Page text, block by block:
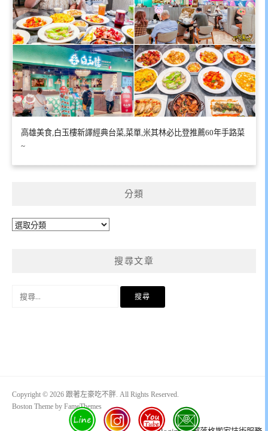
高雄美食,白玉樓新譯經典台菜,菜單,米其林必比登推薦60年手路菜
~
分類
分
搜尋文章
Copyright © 2026 跟著左豪吃不胖. All Rights Reserved.
Boston Theme by FameThemes